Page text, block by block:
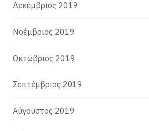
Δεκέμβριος 2019
Νοέμβριος 2019
Οκτώβριος 2019
Σεπτέμβριος 2019
Αύγουστος 2019